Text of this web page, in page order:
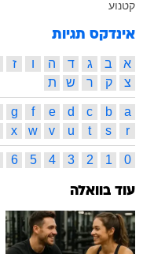
קטנוע
אינדקס תגיות
א ב ג ד ה ו ז
צ
ק ר ש ת
a
b
c
d
e
f
g
r
s
t
u
v
w
x
0
1
2
3
4
5
6
עוד בוואלה